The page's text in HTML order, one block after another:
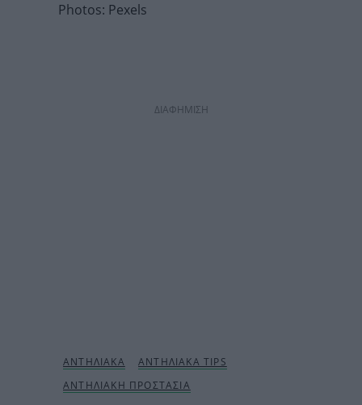
Photos: Pexels
ΔΙΑΦΗΜΙΣΗ